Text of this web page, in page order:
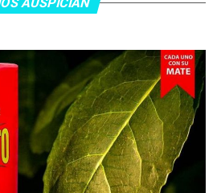
donde volvió a responder mal
AUSPICIAN